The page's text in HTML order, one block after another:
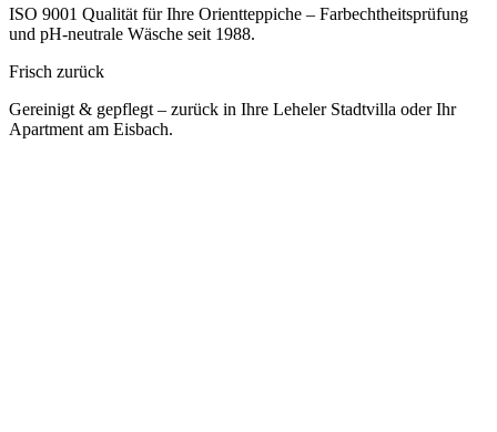
ISO 9001 Qualität für Ihre Orientteppiche – Farbechtheitsprüfung
und pH-neutrale Wäsche seit 1988.
Frisch zurück
Gereinigt & gepflegt – zurück in Ihre Leheler Stadtvilla oder Ihr
Apartment am Eisbach.